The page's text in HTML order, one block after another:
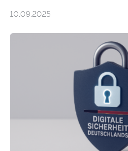
sich CAVECORE – ein neues
koordiniert wird. Ab dem 1.
über einen Zeitraum von vier
Promovierende im Rahmen von
kognitiven Robotern
die mittels Sensoren ihre
Informationen verarbeiten und
10.09.2025